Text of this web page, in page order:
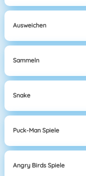
Ausweichen
Sammeln
Snake
Puck-Man Spiele
Angry Birds Spiele